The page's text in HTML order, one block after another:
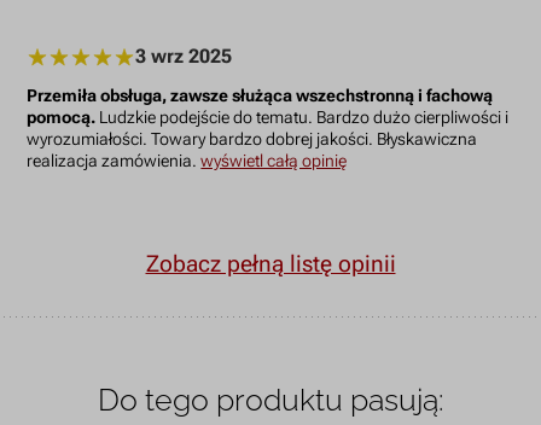
3 wrz 2025
Przemiła obsługa, zawsze służąca wszechstronną i fachową
pomocą. Ludzkie podejście do tematu. Bardzo dużo cierpliwości i
wyrozumiałości. Towary bardzo dobrej jakości. Błyskawiczna
realizacja zamówienia.wyświetl całą opinię
Zobacz pełną listę opinii
Do tego produktu pasują: